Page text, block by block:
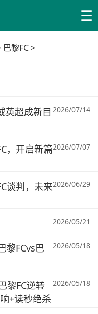
☰
黎FC >
英超成新目 2026/07/14
，开启新篇2026/07/07
谈判，未来2026/06/29
2026/05/21
黎FCvs巴
2026/05/18
黎FC逆转
+读秒绝杀
2026/05/18